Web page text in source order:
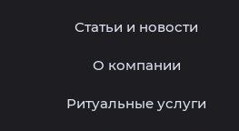
Статьи и новости
О компании
Ритуальные услуги